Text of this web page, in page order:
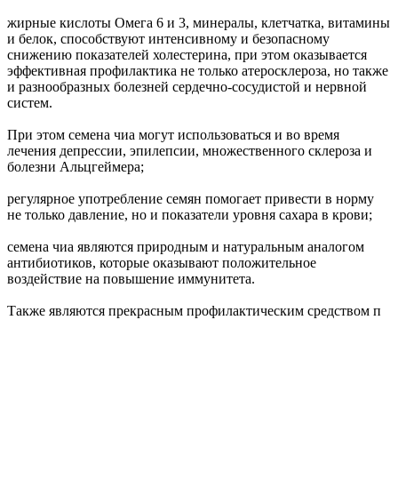
жирные кислоты Омега 6 и 3, минералы, клетчатка, витамины
и белок, способствуют интенсивному и безопасному
снижению показателей холестерина, при этом оказывается
эффективная профилактика не только атеросклероза, но также
и разнообразных болезней сердечно-сосудистой и нервной
систем.
При этом семена чиа могут использоваться и во время
лечения депрессии, эпилепсии, множественного склероза и
болезни Альцгеймера;
регулярное употребление семян помогает привести в норму
не только давление, но и показатели уровня сахара в крови;
семена чиа являются природным и натуральным аналогом
антибиотиков, которые оказывают положительное
воздействие на повышение иммунитета.
Также являются прекрасным профилактическим средством п